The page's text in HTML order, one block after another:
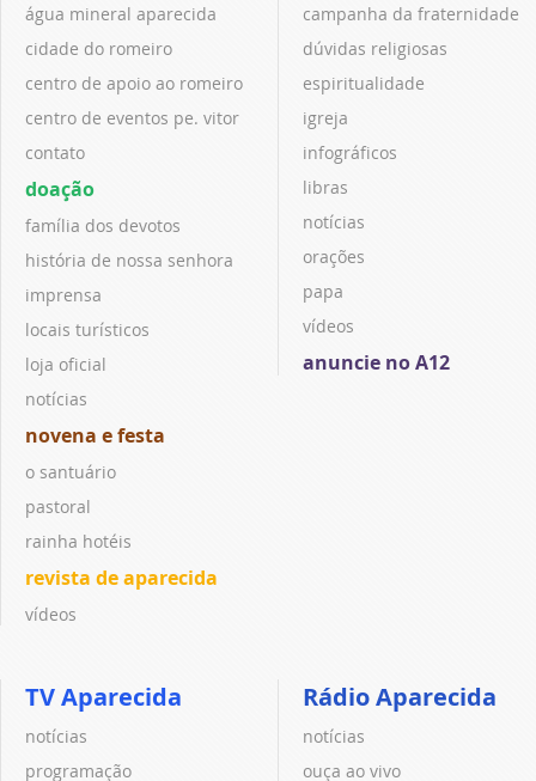
água mineral aparecida
cidade do romeiro
centro de apoio ao romeiro
centro de eventos pe. vitor
contato
doação
família dos devotos
história de nossa senhora
imprensa
locais turísticos
loja oficial
notícias
novena e festa
o santuário
pastoral
rainha hotéis
revista de aparecida
vídeos
campanha da fraternidade
dúvidas religiosas
espiritualidade
igreja
infográficos
libras
notícias
orações
papa
vídeos
anuncie no A12
TV Aparecida
notícias
programação
Rádio Aparecida
notícias
ouça ao vivo